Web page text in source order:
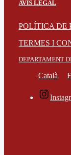
AVÍS LEGAL
POLÍTICA DE
TERMES I
DEPARTAMENT
Català